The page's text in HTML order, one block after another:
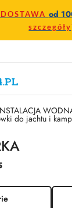
głównej
konto
głównego
od
do jachtu i